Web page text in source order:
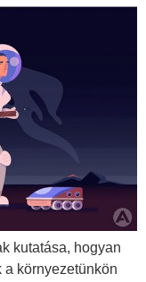
kutatása, hogyan
a környezetünkön